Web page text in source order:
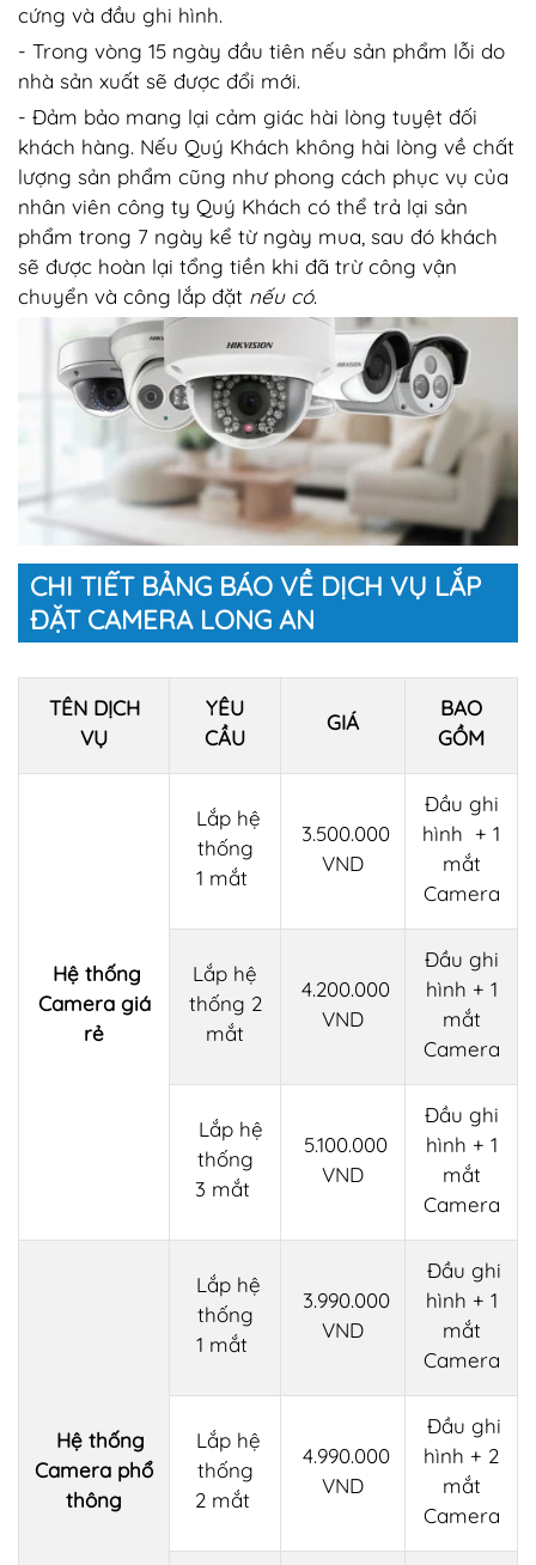
cứng và đầu ghi hình.
- Trong vòng 15 ngày đầu tiên nếu sản phẩm lỗi do
nhà sản xuất sẽ được đổi mới.
- Đảm bảo mang lại cảm giác hài lòng tuyệt đối
khách hàng. Nếu Quý Khách không hài lòng về chất
lượng sản phẩm cũng như phong cách phục vụ của
nhân viên công ty Quý Khách có thể trả lại sản
phẩm trong 7 ngày kể từ ngày mua, sau đó khách
sẽ được hoàn lại tổng tiền khi đã trừ công vận
chuyển và công lắp đặt nếu có.
CHI TIẾT BẢNG BÁO VỀ DỊCH VỤ LẮP
ĐẶT CAMERA LONG AN
TÊN DỊCH
VỤ
YÊU
CẦU
GIÁ
BAO
GỒM
Hệ thống
Camera giá
rẻ
Lắp hệ
thống
1 mắt
3.500.000
VND
Đầu ghi
hình + 1
mắt
Camera
Lắp hệ
thống 2
mắt
4.200.000
VND
Đầu ghi
hình + 1
mắt
Camera
Lắp hệ
thống
3 mắt
5.100.000
VND
Đầu ghi
hình + 1
mắt
Camera
Hệ thống
Camera phổ
thông
Lắp hệ
thống
1 mắt
3.990.000
VND
Đầu ghi
hình + 1
mắt
Camera
Lắp hệ
thống
2 mắt
4.990.000
VND
Đầu ghi
hình + 2
mắt
Camera